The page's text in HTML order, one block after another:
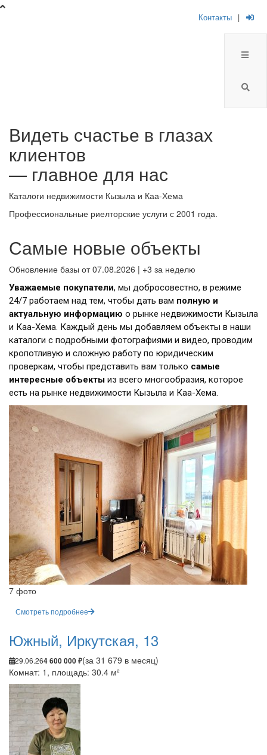
Контакты |
Брокер
Плюс
риелторская
компания
Видеть счастье в глазах
клиентов
— главное для нас
Каталоги недвижимости Кызыла и Каа-Хема
Профессиональные риелторские услуги с 2001 года.
Самые новые объекты
Обновление базы от 07.08.2026 | +3 за неделю
Уважаемые покупатели, мы добросовестно, в режиме
24/7 работаем над тем, чтобы дать вам полную и
актуальную информацию о рынке недвижимости Кызыла
и Каа-Хема. Каждый день мы добавляем объекты в наши
каталоги с подробными фотографиями и видео, проводим
кропотливую и сложную работу по юридическим
проверкам, чтобы представить вам только самые
интересные объекты из всего многообразия, которое
есть на рынке недвижимости Кызыла и Каа-Хема.
7 фото
Смотреть подробнее
Южный, Иркутская, 13
29.06.264 600 000 ₽(за 31 679 в месяц)
Комнат: 1, площадь: 30.4 м²